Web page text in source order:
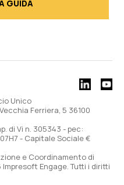
Unico
Ferriera, 5 36100
di Vi n. 305343 - pec:
- Capitale Sociale €
e Coordinamento di
Engage. Tutti i diritti